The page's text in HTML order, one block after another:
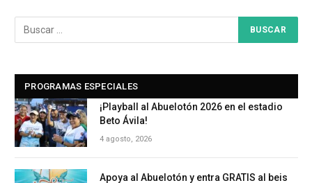
PROGRAMAS ESPECIALES
¡Playball al Abuelotón 2026 en el estadio
Beto Ávila!
4 agosto, 2026
Apoya al Abuelotón y entra GRATIS al beis